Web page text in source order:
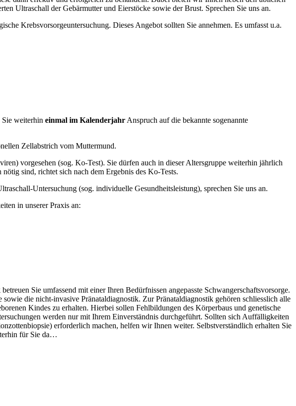
Ultraschall der Gebärmutter und Eierstöcke sowie der Brust. Sprechen Sie uns an.
Krebsvorsorgeuntersuchung. Dieses Angebot sollten Sie annehmen. Es umfasst u.a.
Sie weiterhin einmal im Kalenderjahr Anspruch auf die bekannte sogenannte
Zellabstrich vom Muttermund.
vorgesehen (sog. Ko-Test). Sie dürfen auch in dieser Altersgruppe weiterhin jährlich
sind, richtet sich nach dem Ergebnis des Ko-Tests.
Untersuchung (sog. individuelle Gesundheitsleistung), sprechen Sie uns an.
in unserer Praxis an:
Sie umfassend mit einer Ihren Bedürfnissen angepasste Schwangerschaftsvorsorge.
die nicht-invasive Pränataldiagnostik. Zur Pränataldiagnostik gehören schliesslich alle
Kindes zu erhalten. Hierbei sollen Fehlbildungen des Körperbaus und genetische
werden nur mit Ihrem Einverständnis durchgeführt. Sollten sich Auffälligkeiten
erforderlich machen, helfen wir Ihnen weiter. Selbstverständlich erhalten Sie
für Sie da…